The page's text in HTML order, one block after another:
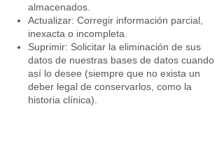
almacenados.
Actualizar: Corregir información parcial,
inexacta o incompleta.
Suprimir: Solicitar la eliminación de sus
datos de nuestras bases de datos cuando
así lo desee (siempre que no exista un
deber legal de conservarlos, como la
historia clínica).